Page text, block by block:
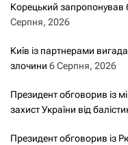
Корецький запропонував
Серпня, 2026
Київ із партнерами
злочини 6 Серпня, 2026
Президент обговорив із
захист України від
Президент обговорив із